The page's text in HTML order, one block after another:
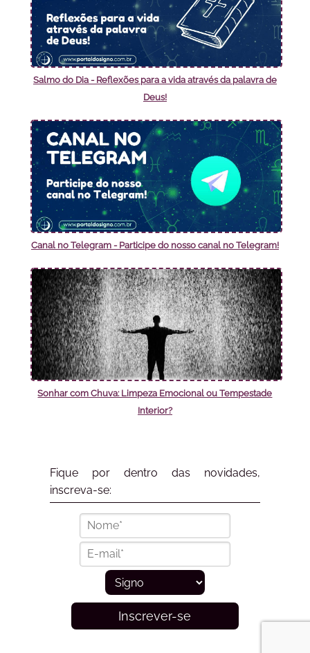
Salmo do Dia - Reflexões para a vida através da palavra de
Deus!
Canal no Telegram - Participe do nosso canal no Telegram!
Sonhar com Chuva: Limpeza Emocional ou Tempestade
Interior?
Fique por dentro das novidades,
inscreva-se:
Inscrever-se